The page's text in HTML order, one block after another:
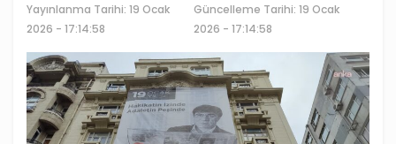
Yayınlanma Tarihi: 19 Ocak
2026 - 17:14:58
Güncelleme Tarihi: 19 Ocak
2026 - 17:14:58